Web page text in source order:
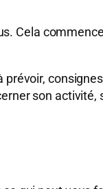
Cela
son activité,